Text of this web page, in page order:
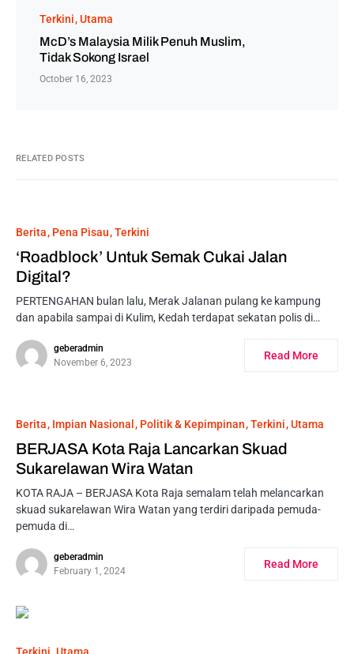
Terkini Utama
McD’s Malaysia Milik Penuh Muslim,
Tidak Sokong Israel
October 16, 2023
RELATED POSTS
Berita Pena Pisau Terkini
‘Roadblock’ Untuk Semak Cukai Jalan
Digital?
PERTENGAHAN bulan lalu, Merak Jalanan pulang ke kampung
dan apabila sampai di Kulim, Kedah terdapat sekatan polis di…
geberadmin
November 6, 2023
Read More
Berita Impian Nasional Politik & Kepimpinan Terkini Utama
BERJASA Kota Raja Lancarkan Skuad
Sukarelawan Wira Watan
KOTA RAJA – BERJASA Kota Raja semalam telah melancarkan
skuad sukarelawan Wira Watan yang terdiri daripada pemuda-
pemuda di…
geberadmin
February 1, 2024
Read More